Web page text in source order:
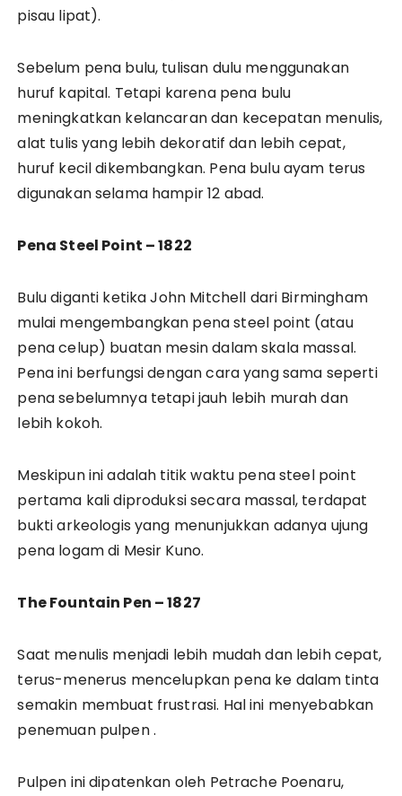
pisau lipat).
Sebelum pena bulu, tulisan dulu menggunakan
huruf kapital. Tetapi karena pena bulu
meningkatkan kelancaran dan kecepatan menulis,
alat tulis yang lebih dekoratif dan lebih cepat,
huruf kecil dikembangkan. Pena bulu ayam terus
digunakan selama hampir 12 abad.
Pena Steel Point – 1822
Bulu diganti ketika John Mitchell dari Birmingham
mulai mengembangkan pena steel point (atau
pena celup) buatan mesin dalam skala massal.
Pena ini berfungsi dengan cara yang sama seperti
pena sebelumnya tetapi jauh lebih murah dan
lebih kokoh.
Meskipun ini adalah titik waktu pena steel point
pertama kali diproduksi secara massal, terdapat
bukti arkeologis yang menunjukkan adanya ujung
pena logam di Mesir Kuno.
The Fountain Pen – 1827
Saat menulis menjadi lebih mudah dan lebih cepat,
terus-menerus mencelupkan pena ke dalam tinta
semakin membuat frustrasi. Hal ini menyebabkan
penemuan pulpen .
Pulpen ini dipatenkan oleh Petrache Poenaru,